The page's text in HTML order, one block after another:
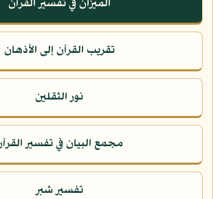
الميزان في تفسير القرآن
تقريب القرآن إلى الأذهان
نور الثقلين
مجمع البيان في تفسير
تفسير شبر